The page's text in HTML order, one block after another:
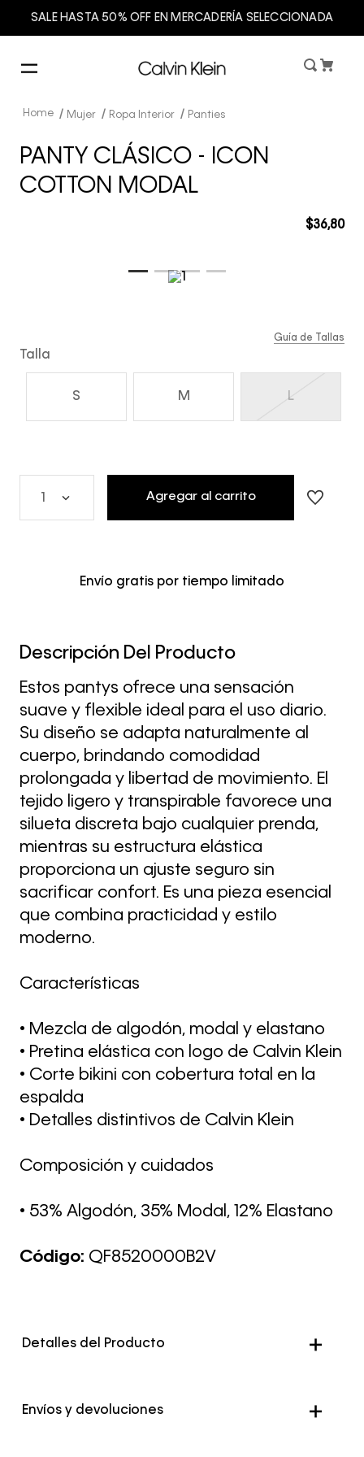
SALE HASTA 50% OFF EN MERCADERÍA SELECCIONADA
Mujer Ropa Interior Panties
PANTY CLÁSICO - ICON
COTTON MODAL
$36,80
Talla
S M L
Guía de Tallas
Agregar al carrito
Envío gratis por tiempo limitado
Descripción Del Producto
Estos pantys ofrece una sensación
suave y flexible ideal para el uso diario.
Su diseño se adapta naturalmente al
cuerpo, brindando comodidad
prolongada y libertad de movimiento. El
tejido ligero y transpirable favorece una
silueta discreta bajo cualquier prenda,
mientras su estructura elástica
proporciona un ajuste seguro sin
sacrificar confort. Es una pieza esencial
que combina practicidad y estilo
moderno.
Características
• Mezcla de algodón, modal y elastano
• Pretina elástica con logo de Calvin Klein
• Corte bikini con cobertura total en la
espalda
• Detalles distintivos de Calvin Klein
Composición y cuidados
• 53% Algodón, 35% Modal, 12% Elastano
Código: QF8520000B2V
Detalles del Producto
Envíos y devoluciones